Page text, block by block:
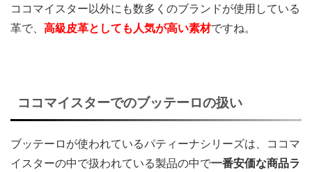
ココマイスター以外にも数多くのブランドが使用している
革で、 高級皮革としても人気が高い素材ですね。
ココマイスターでのブッテーロの扱い
ブッテーロが使われているパティーナシリーズは、ココマ
イスターの中で扱われている製品の中で一番安価な商品ラ